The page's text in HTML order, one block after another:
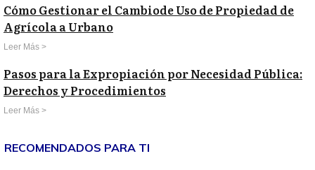
Cómo Gestionar el Cambiode Uso de Propiedad de
Agrícola a Urbano
Leer Más >
Pasos para la Expropiación por Necesidad Pública:
Derechos y Procedimientos
Leer Más >
RECOMENDADOS PARA TI